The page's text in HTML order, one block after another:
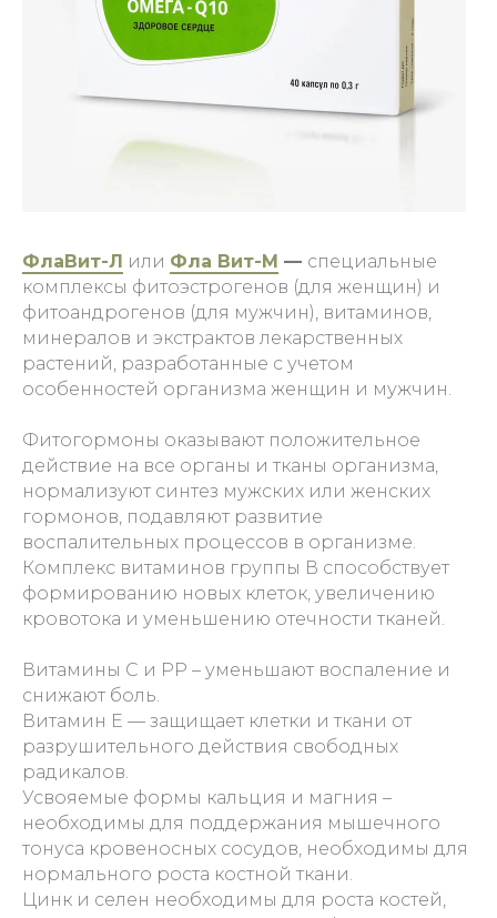
ФлаВит-Л или Фла Вит-М — специальные
комплексы фитоэстрогенов (для женщин) и
фитоандрогенов (для мужчин), витаминов,
минералов и экстрактов лекарственных
растений, разработанные с учетом
особенностей организма женщин и мужчин.
Фитогормоны оказывают положительное
действие на все органы и тканы организма,
нормализуют синтез мужских или женских
гормонов, подавляют развитие
воспалительных процессов в организме.
Комплекс витаминов группы В способствует
формированию новых клеток, увеличению
кровотока и уменьшению отечности тканей.
Витамины С и РР – уменьшают воспаление и
снижают боль.
Витамин Е — защищает клетки и ткани от
разрушительного действия свободных
радикалов.
Усвояемые формы кальция и магния –
необходимы для поддержания мышечного
тонуса кровеносных сосудов, необходимы для
нормального роста костной ткани.
Цинк и селен необходимы для роста костей,